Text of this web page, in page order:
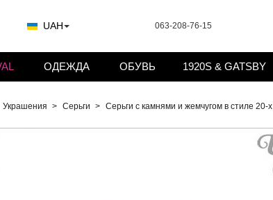
UAH 063-208-76-15
Украшения Серьги Серьги с камнями и жемчугом в стиле 20-х
ОДЕЖДА ОБУВЬ 1920S & GATSBY